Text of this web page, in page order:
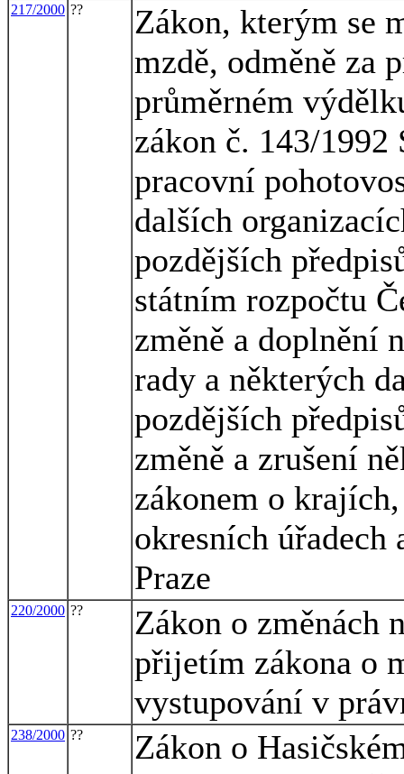
217/2000 ??
Zákon, kterým se
mzdě, odměně za
průměrném
zákon č. 143/1992
pracovní
dalších
pozdějších
státním rozpočtu
změně a doplnění
rady a některých
pozdějších
změně a zrušení
zákonem o
okresních úřadech
Praze
220/2000 ??
Zákon o změnách
přijetím zákona o
vystupování v
238/2000 ??
Zákon o